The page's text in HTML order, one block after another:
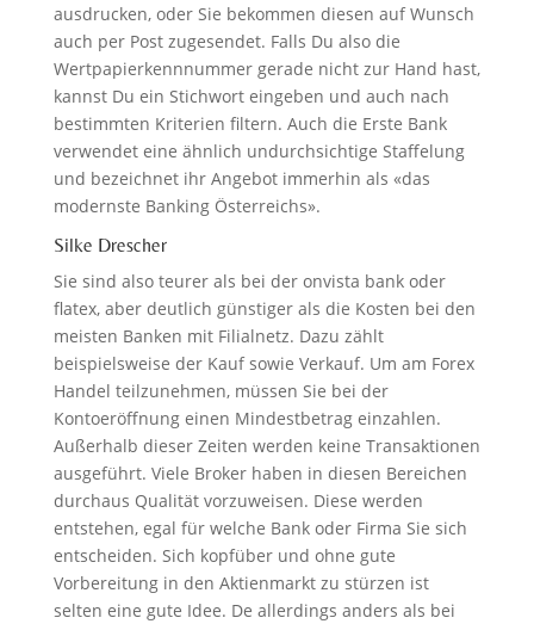
ausdrucken, oder Sie bekommen diesen auf Wunsch
auch per Post zugesendet. Falls Du also die
Wertpapierkennnummer gerade nicht zur Hand hast,
kannst Du ein Stichwort eingeben und auch nach
bestimmten Kriterien filtern. Auch die Erste Bank
verwendet eine ähnlich undurchsichtige Staffelung
und bezeichnet ihr Angebot immerhin als «das
modernste Banking Österreichs».
Silke Drescher
Sie sind also teurer als bei der onvista bank oder
flatex, aber deutlich günstiger als die Kosten bei den
meisten Banken mit Filialnetz. Dazu zählt
beispielsweise der Kauf sowie Verkauf. Um am Forex
Handel teilzunehmen, müssen Sie bei der
Kontoeröffnung einen Mindestbetrag einzahlen.
Außerhalb dieser Zeiten werden keine Transaktionen
ausgeführt. Viele Broker haben in diesen Bereichen
durchaus Qualität vorzuweisen. Diese werden
entstehen, egal für welche Bank oder Firma Sie sich
entscheiden. Sich kopfüber und ohne gute
Vorbereitung in den Aktienmarkt zu stürzen ist
selten eine gute Idee. De allerdings anders als bei